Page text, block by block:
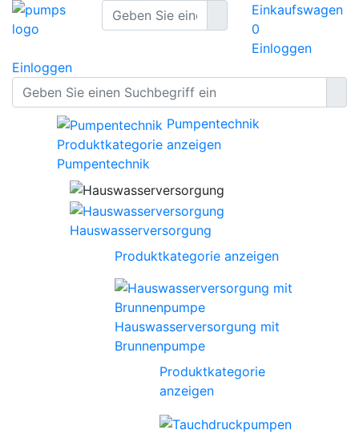
Einkaufswagen
0
Einloggen
Einloggen
Pumpentechnik
Produktkategorie anzeigen
Pumpentechnik
Hauswasserversorgung
Produktkategorie anzeigen
Hauswasserversorgung mit
Brunnenpumpe
Produktkategorie
anzeigen